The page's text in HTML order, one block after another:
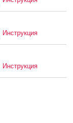
Инструкция
Инструкция